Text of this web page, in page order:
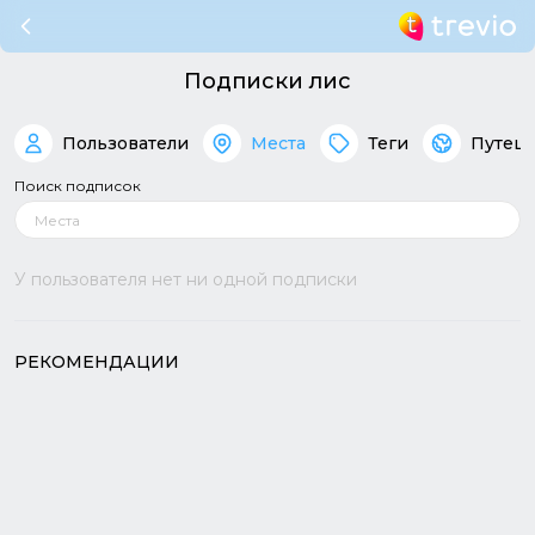
Подписки лис
Пользователи Места Теги
Поиск подписок
У пользователя нет ни одной подписки
РЕКОМЕНДАЦИИ